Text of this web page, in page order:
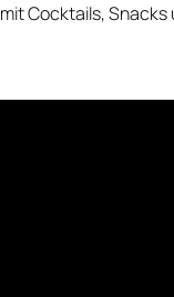
mit Cocktails,